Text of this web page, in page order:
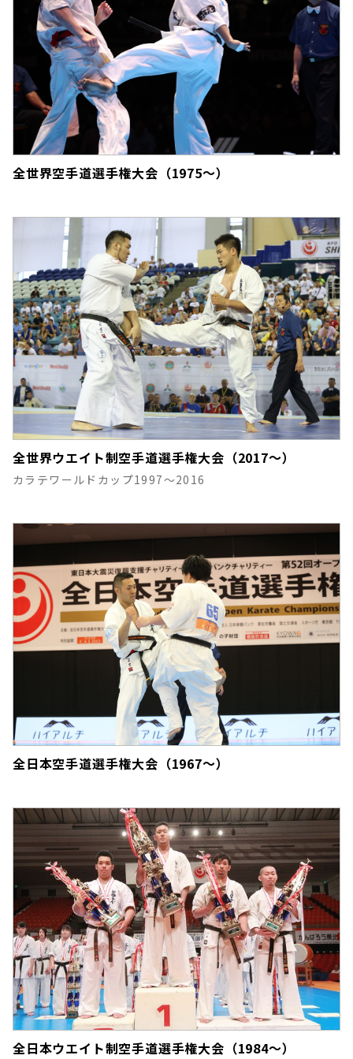
全世界空手道選手権大会（1975～）
全世界ウエイト制空手道選手権大会（2017～）
カラテワールドカップ1997～2016
全日本空手道選手権大会（1967～）
全日本ウエイト制空手道選手権大会（1984～）